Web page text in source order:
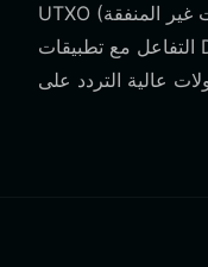
UTXO (مخرجات المعاملات غير المنفقة)، تستخدم محافظ Solana مثل Bitget نموذجًا قائمًا على الحساب، مما يبسط إدارة الرموز ويجعل
التفاعل مع تطبيقات DApps متعددة أكثر سلاسة. علاوة على ذلك، ولأن Solana قابلة للتوسع بدرجة كبيرة، تتيح لك محفظة Bitget Wallet